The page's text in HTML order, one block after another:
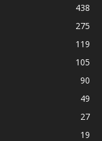
438
275
119
105
90
49
27
19